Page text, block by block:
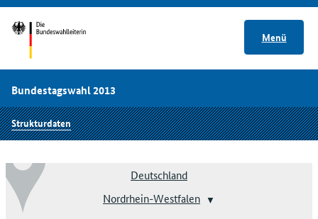
Menü
Bundestagswahl 2013
Strukturdaten
Deutschland
Nordrhein-Westfalen